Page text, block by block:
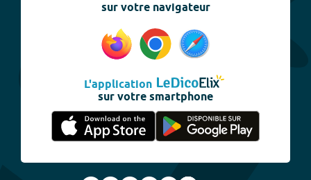
sur votre navigateur
L'application
sur votre smartphone